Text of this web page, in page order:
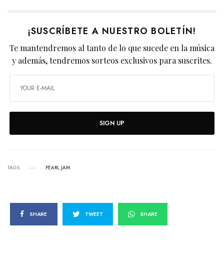
¡SUSCRÍBETE A NUESTRO BOLETÍN!
Te mantendremos al tanto de lo que sucede en la música
y además, tendremos sorteos exclusivos para suscrites.
SIGN UP
TAGS PEARL JAM
SHARE TWEET SHARE